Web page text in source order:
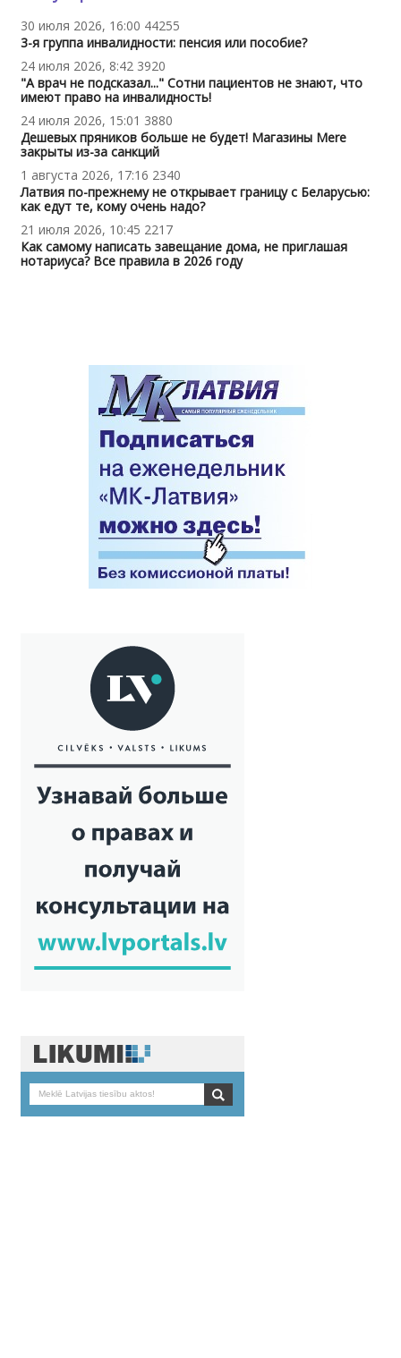
30 июля 2026, 16:00 44255
3-я группа инвалидности: пенсия или пособие?
24 июля 2026, 8:42 3920
"А врач не подсказал..." Сотни пациентов не знают, что
имеют право на инвалидность!
24 июля 2026, 15:01 3880
Дешевых пряников больше не будет! Магазины Mere
закрыты из-за санкций
1 августа 2026, 17:16 2340
Латвия по-прежнему не открывает границу с Беларусью:
как едут те, кому очень надо?
21 июля 2026, 10:45 2217
Как самому написать завещание дома, не приглашая
нотариуса? Все правила в 2026 году